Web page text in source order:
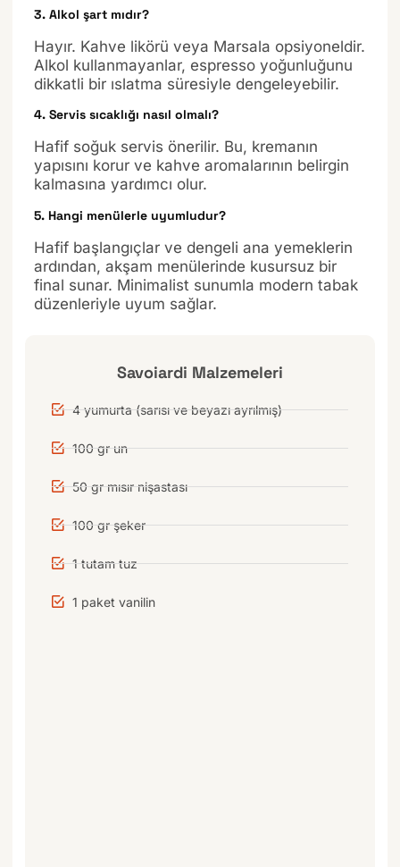
3. Alkol şart mıdır?
Hayır. Kahve likörü veya Marsala opsiyoneldir.
Alkol kullanmayanlar, espresso yoğunluğunu
dikkatli bir ıslatma süresiyle dengeleyebilir.
4. Servis sıcaklığı nasıl olmalı?
Hafif soğuk servis önerilir. Bu, kremanın
yapısını korur ve kahve aromalarının belirgin
kalmasına yardımcı olur.
5. Hangi menülerle uyumludur?
Hafif başlangıçlar ve dengeli ana yemeklerin
ardından, akşam menülerinde kusursuz bir
final sunar. Minimalist sunumla modern tabak
düzenleriyle uyum sağlar.
Savoiardi Malzemeleri
4 yumurta (sarısı ve beyazı ayrılmış)
100 gr un
50 gr mısır nişastası
100 gr şeker
1 tutam tuz
1 paket vanilin